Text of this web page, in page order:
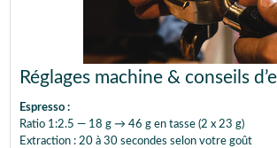
Réglages machine & conseils
Espresso :
Ratio 1:2.5 — 18 g → 46 g en tasse (2 x 23 g)
Extraction : 20 à 30 secondes selon votre goût